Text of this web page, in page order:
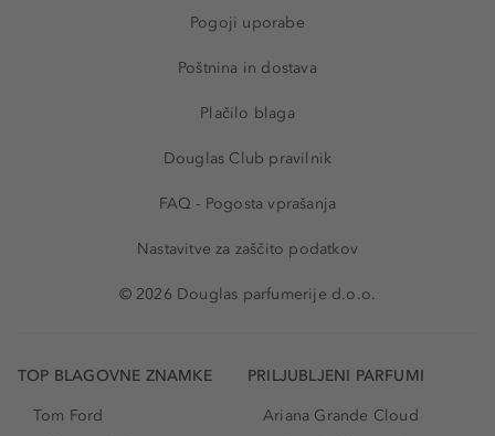
Pogoji uporabe
Poštnina in dostava
Plačilo blaga
Douglas Club pravilnik
FAQ - Pogosta vprašanja
Nastavitve za zaščito podatkov
© 2026 Douglas parfumerije d.o.o.
TOP BLAGOVNE ZNAMKE
Tom Ford
PRILJUBLJENI PARFUMI
Ariana Grande Cloud